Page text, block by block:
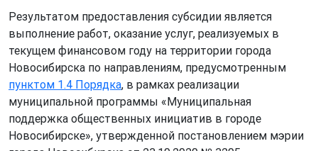
Результатом предоставления субсидии является
выполнение работ, оказание услуг, реализуемых в
текущем финансовом году на территории города
Новосибирска по направлениям, предусмотренным
пунктом 1.4 Порядка, в рамках реализации
муниципальной программы «Муниципальная
поддержка общественных инициатив в городе
Новосибирске», утвержденной постановлением мэрии